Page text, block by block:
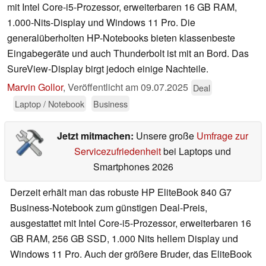
mit Intel Core-i5-Prozessor, erweiterbaren 16 GB RAM,
1.000-Nits-Display und Windows 11 Pro. Die
generalüberholten HP-Notebooks bieten klassenbeste
Eingabegeräte und auch Thunderbolt ist mit an Bord. Das
SureView-Display birgt jedoch einige Nachteile.
Marvin Gollor, Veröffentlicht am09.07.2025 Deal
Laptop / Notebook
Business
Jetzt mitmachen: Unsere große Umfrage zur
Servicezufriedenheitbei Laptops und
Smartphones 2026
Derzeit erhält man das robuste HP EliteBook 840 G7
Business-Notebook zum günstigen Deal-Preis,
ausgestattet mit Intel Core-i5-Prozessor, erweiterbaren 16
GB RAM, 256 GB SSD, 1.000 Nits hellem Display und
Windows 11 Pro. Auch der größere Bruder, das EliteBook